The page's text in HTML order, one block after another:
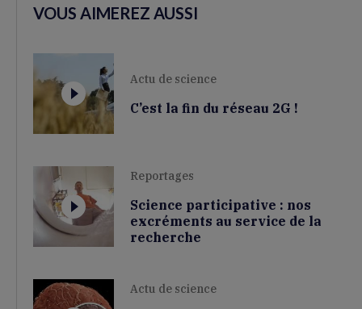
VOUS AIMEREZ AUSSI
Actu de science
C’est la fin du réseau 2G !
Reportages
Science participative : nos
excréments au service de la
recherche
Actu de science